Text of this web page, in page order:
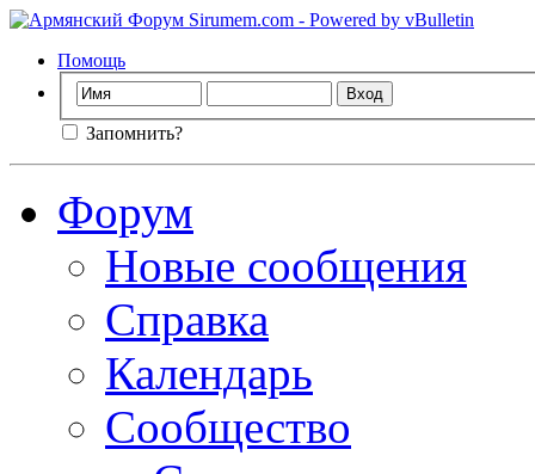
Помощь
Запомнить?
Форум
Новые сообщения
Справка
Календарь
Сообщество